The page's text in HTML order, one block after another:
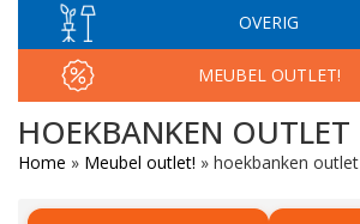
OVERIG
MEUBEL OUTLET!
HOEKBANKEN OUTLET
Home » Meubel outlet! » hoekbanken outlet